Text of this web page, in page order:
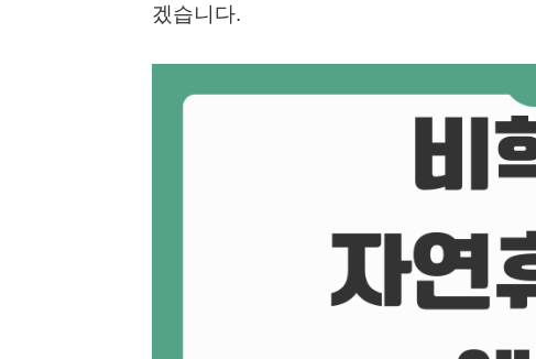
겠습니다.